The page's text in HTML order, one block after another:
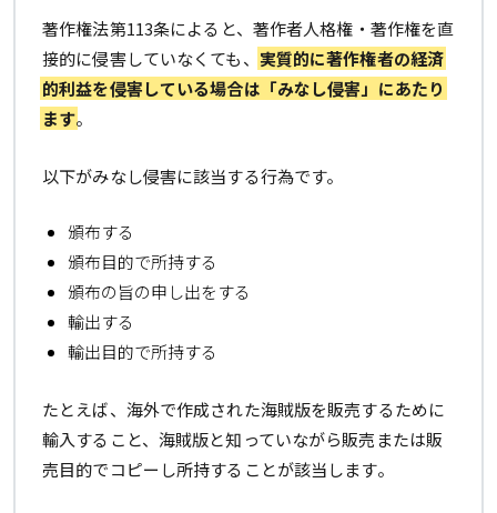
著作権法第113条によると、著作者人格権・著作権を直
接的に侵害していなくても、 実質的に著作権者の経済
的利益を侵害している場合は「みなし侵害」にあたり
ます。
以下がみなし侵害に該当する行為です。
頒布する
頒布目的で所持する
頒布の旨の申し出をする
輸出する
輸出目的で所持する
たとえば、海外で作成された海賊版を販売するために
輸入すること、海賊版と知っていながら販売または販
売目的でコピーし所持することが該当します。